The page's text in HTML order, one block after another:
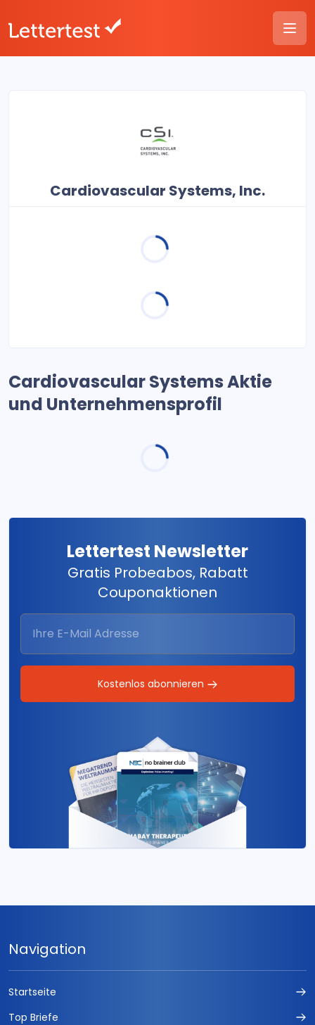
Cardiovascular Systems, Inc.
Cardiovascular Systems Aktie
und Unternehmensprofil
Lettertest Newsletter
Gratis Probeabos, Rabatt
Couponaktionen
Kostenlos abonnieren
Navigation
Startseite
Top Briefe